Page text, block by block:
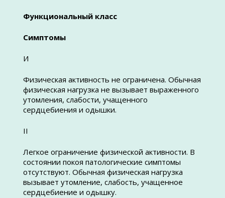
Функциональный класс
Симптомы
И
Физическая активность не ограничена. Обычная
физическая нагрузка не вызывает выраженного
утомления, слабости, учащенного
сердцебиения и одышки.
II
Легкое ограничение физической активности. В
состоянии покоя патологические симптомы
отсутствуют. Обычная физическая нагрузка
вызывает утомление, слабость, учащенное
сердцебиение и одышку.